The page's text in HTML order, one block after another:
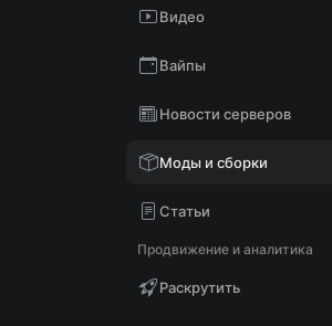
Видео
Вайпы
Новости серверов
Моды и сборки
Статьи
Продвижение и аналитика
Раскрутить